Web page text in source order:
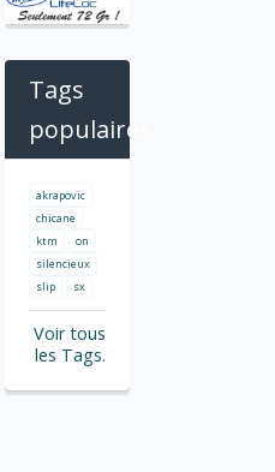
Tags
populaires
akrapovic
chicane
ktm
on
silencieux
slip
sx
Voir tous
les Tags.